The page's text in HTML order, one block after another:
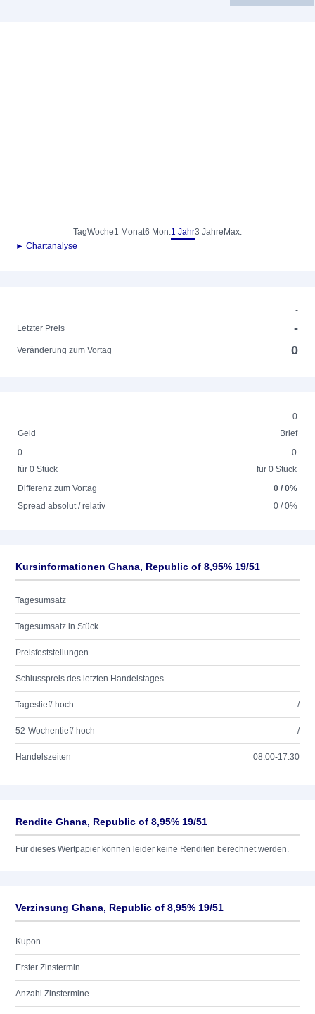
TagWoche1 Monat6 Mon.1 Jahr3 Jahre Max.
► Chartanalyse
-
Letzter Preis
-
Veränderung zum Vortag 0
0
Geld
Brief
0
für 0 Stück
0
für 0 Stück
Differenz zum Vortag
0 / 0%
Spread absolut / relativ
0 / 0%
Kursinformationen Ghana, Republic of 8,95% 19/51
Tagesumsatz
Tagesumsatz in Stück
Preisfeststellungen
Schlusspreis des letzten Handelstages
Tagestief/-hoch /
52-Wochentief/-hoch /
Handelszeiten 08:00-17:30
Rendite Ghana, Republic of 8,95% 19/51
Für dieses Wertpapier können leider keine Renditen berechnet werden.
Verzinsung Ghana, Republic of 8,95% 19/51
Kupon
Erster Zinstermin
Anzahl Zinstermine